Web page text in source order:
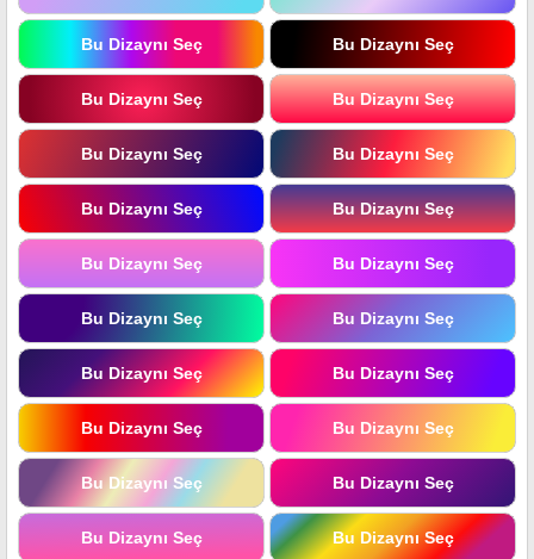
Bu Dizaynı Seç Bu Dizaynı Seç
Bu Dizaynı Seç Bu Dizaynı Seç
Bu Dizaynı Seç Bu Dizaynı Seç
Bu Dizaynı Seç Bu Dizaynı Seç
Bu Dizaynı Seç Bu Dizaynı Seç
Bu Dizaynı Seç Bu Dizaynı Seç
Bu Dizaynı Seç Bu Dizaynı Seç
Bu Dizaynı Seç Bu Dizaynı Seç
Bu Dizaynı Seç Bu Dizaynı Seç
Bu Dizaynı Seç Bu Dizaynı Seç